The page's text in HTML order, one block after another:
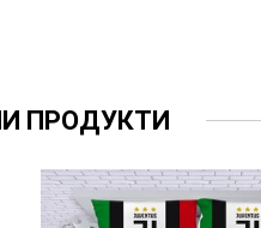
ПРОДУКТИ